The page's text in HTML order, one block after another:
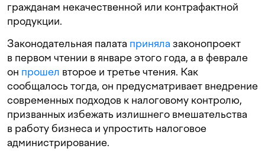
гражданам некачественной или контрафактной
продукции.
Законодательная палата приняла законопроект
в первом чтении в январе этого года, а в феврале
он прошел второе и третье чтения. Как
сообщалось тогда, он предусматривает внедрение
современных подходов к налоговому контролю,
призванных избежать излишнего вмешательства
в работу бизнеса и упростить налоговое
администрирование.